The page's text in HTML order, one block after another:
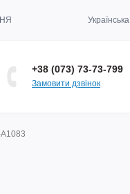
Українська
+38 (073) 73-73-799
Замовити дзвінок
A1083